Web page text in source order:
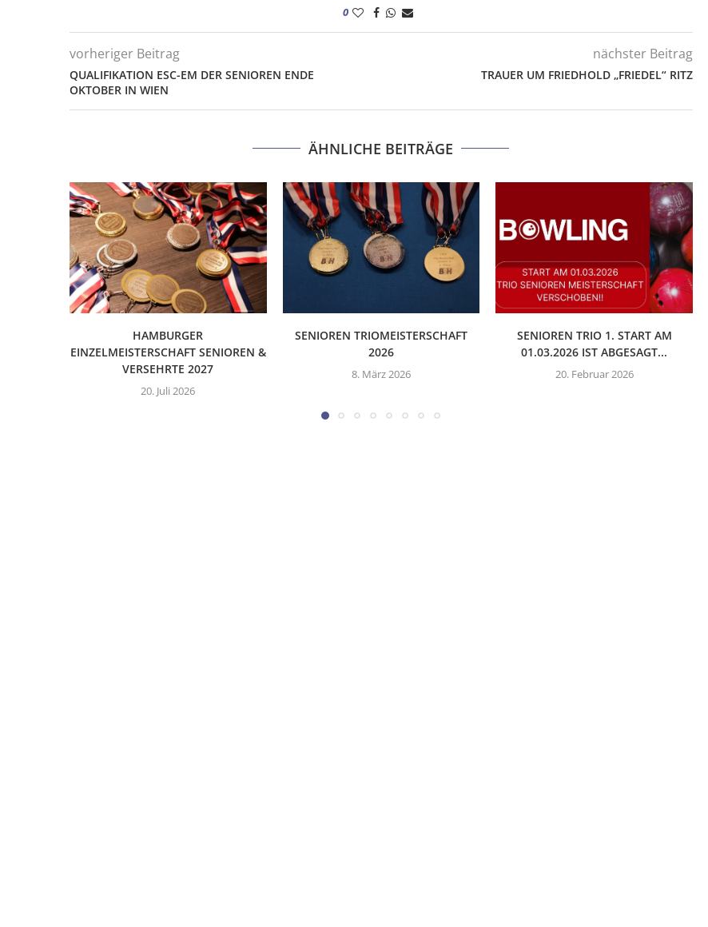
0
vorheriger Beitrag
QUALIFIKATION ESC-EM DER SENIOREN ENDE
OKTOBER IN WIEN
nächster Beitrag
TRAUER UM FRIEDHOLD „FRIEDEL“ RITZ
ÄHNLICHE BEITRÄGE
HAMBURGER
EINZELMEISTERSCHAFT SENIOREN &
VERSEHRTE 2027
20. Juli 2026
SENIOREN TRIOMEISTERSCHAFT
2026
8. März 2026
SENIOREN TRIO 1. START AM
01.03.2026 IST ABGESAGT...
20. Februar 2026